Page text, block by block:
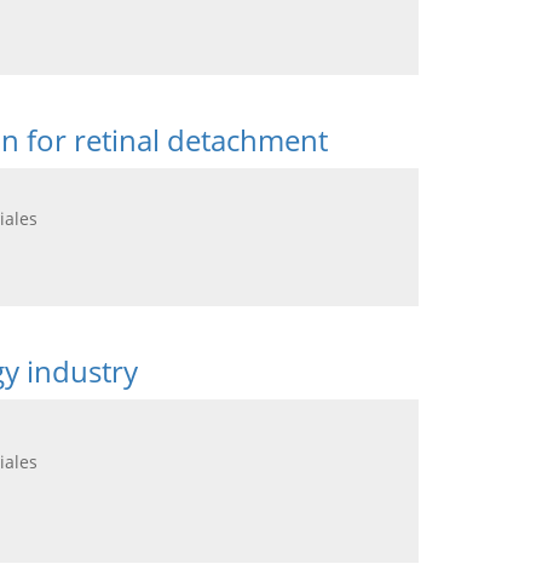
for retinal detachment
industry